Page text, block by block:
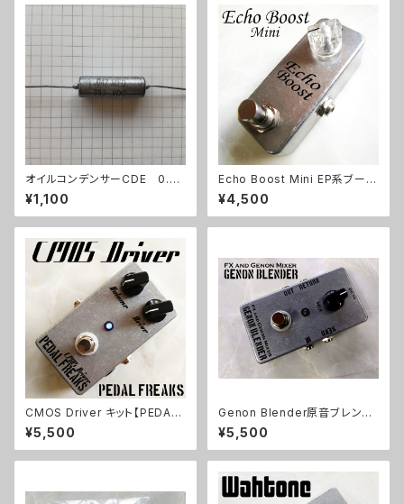
オイルコンデンサーCDE 0.04
7uF【在庫限り】
¥1,100
Echo Boost Mini EP系ブース
ト【BASIC KIT】
¥4,500
CMOS Driver キット【PEDAL
FREAKS】
¥5,500
Genon Blender原音ブレンド
キット【BASIC KIT】
¥5,500